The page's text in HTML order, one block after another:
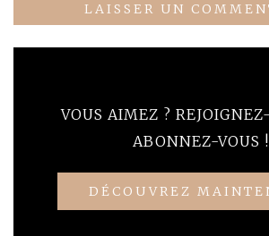
VOUS AIMEZ ?
ABONNEZ-VOUS !
DÉCOUVREZ